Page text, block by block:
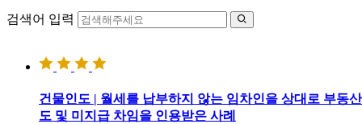
검색어 입력 
건물인도 | 월세를 납부하지 않는 임차인을 상대로 부동
도 및 미지급 차임을 인용받은 사례